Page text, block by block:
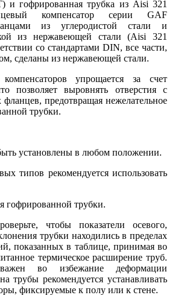
гофрированная трубка из Aisi 321
компенсатор серии GAF
из углеродистой стали и
из нержавеющей стали (Aisi 321
со стандартами DIN, все части,
сделаны из нержавеющей стали.
упрощается за счет
позволяет выровнять отверстия с
фланцев, предотвращая нежелательное
трубки.
установлены в любом положении.
типов рекомендуется использовать
гофрированной трубки.
чтобы показатели осевого,
трубки находились в пределах
показанных в таблице, принимая во
термическое расширение труб.
во избежание деформации
трубы рекомендуется устанавливать
фиксируемые к полу или к стене.